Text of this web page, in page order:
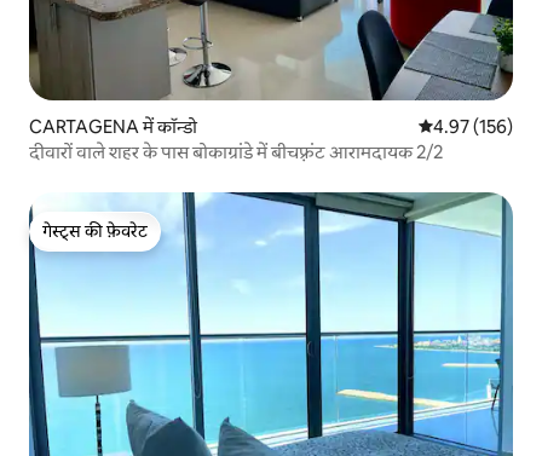
CARTAGENA में कॉन्डो औसत रेटिंग 5 में से
4.97 (156)
दीवारों वाले शहर के पास बोकाग्रांडे में बीचफ़्रंट आरामदायक 2/2
गेस्ट्स की फ़ेवरेट
गेस्ट्स की फ़ेवरेट